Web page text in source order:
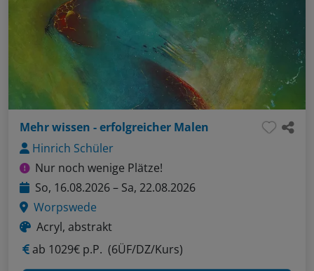
Mehr wissen - erfolgreicher Malen
Hinrich Schüler
Nur noch wenige Plätze!
So, 16.08.2026 – Sa, 22.08.2026
Worpswede
Acryl, abstrakt
ab 1029€ p.P. (6ÜF/DZ/Kurs)